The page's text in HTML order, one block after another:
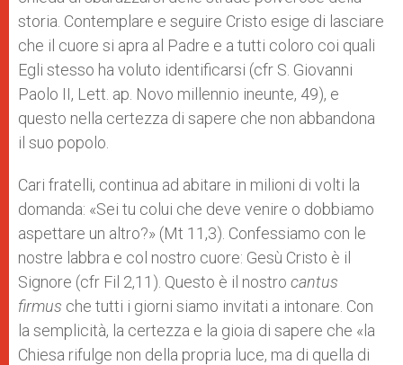
storia. Contemplare e seguire Cristo esige di lasciare
che il cuore si apra al Padre e a tutti coloro coi quali
Egli stesso ha voluto identificarsi (cfr S. Giovanni
Paolo II, Lett. ap. Novo millennio ineunte, 49), e
questo nella certezza di sapere che non abbandona
il suo popolo.
Cari fratelli, continua ad abitare in milioni di volti la
domanda: «Sei tu colui che deve venire o dobbiamo
aspettare un altro?» (Mt 11,3). Confessiamo con le
nostre labbra e col nostro cuore: Gesù Cristo è il
Signore (cfr Fil 2,11). Questo è il nostro cantus
firmus che tutti i giorni siamo invitati a intonare. Con
la semplicità, la certezza e la gioia di sapere che «la
Chiesa rifulge non della propria luce, ma di quella di